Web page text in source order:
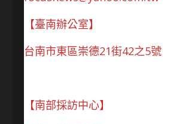
【臺南辦公室】
台南市東區崇德21街42之5號
【南部採訪中心】